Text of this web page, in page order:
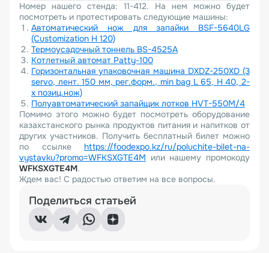
Номер нашего стенда: 11-412. На нем можно будет
посмотреть и протестировать следующие машины:
Автоматический нож для запайки BSF-5640LG
(Customization H 120)
Термоусадочный тоннель BS-4525A
Котлетный автомат Patty-100
Горизонтальная упаковочная машина DXDZ-250XD (3
servo, лент. 150 мм, рег.форм., min bag L 65, H 40, 2-
х позиц.нож)
Полуавтоматический запайщик лотков HVT-550M/4
Помимо этого можно будет посмотреть оборудование
казахстанского рынка продуктов питания и напитков от
других участников. Получить бесплатный билет можно
по ссылке https://foodexpo.kz/ru/poluchite-bilet-na-
vystavku?promo=WFKSXGTE4M или нашему промокоду
WFKSXGTE4M.
Ждем вас! С радостью ответим на все вопросы.
Поделиться статьей